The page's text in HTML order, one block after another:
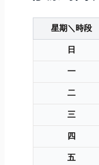
星期＼時段
日
一
二
三
四
五